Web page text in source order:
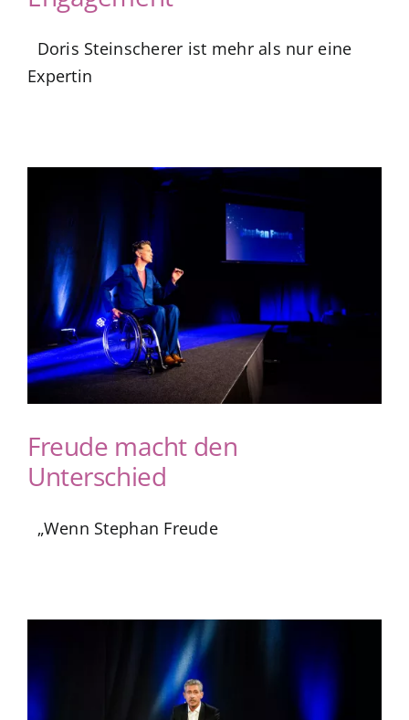
Doris Steinscherer ist mehr als nur eine
Expertin
Freude macht den
Unterschied
„Wenn Stephan Freude